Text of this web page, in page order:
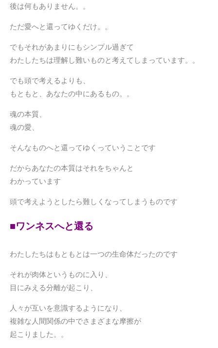
後は何もありません。。
ただ愛へと還ってゆくだけ。。
でもそれがあまりにもシンプル過ぎて
わたしたちは理解し難いものと考えてしまっています。。
でも頭で考えるよりも、
もともと、あなたの中にあるもの。。
魂の本質、
魂の愛、
そんなものへと還ってゆくっていうことです
だからあなたの本質はそれをちゃんと
わかっています
頭で考えようとしたら難しくなってしまうものです
■ワンネスへと還る
わたしたちはもともとは一つの生命体だったのです
それが肉体というものに入り、
目にみえる分離が起こり、
人々が互いを意識するようになり、
複雑な人間関係の中でさまざまな摩擦が
起こりました。。